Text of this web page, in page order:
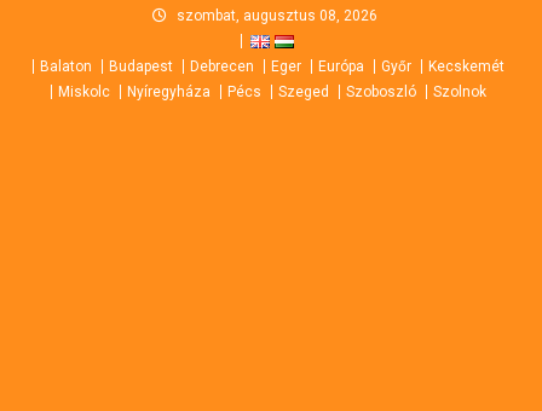
content
szombat, augusztus 08, 2026
Balaton Budapest Debrecen Eger Európa Győr
Kecskemét
Miskolc
Nyíregyháza Pécs Szeged Szoboszló Szolnok